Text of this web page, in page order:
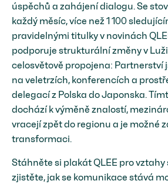
úspěchů a zahájení dialogu. Se
každý měsíc, více než 1 100
pravidelnými titulky v novinách
podporuje strukturální změny v
celosvětově propojena: Partnerství
na veletrzích, konferencích a
delegací z Polska do Japonska.
dochází k výměně znalostí,
vracejí zpět do regionu a je možné
transformaci.
Stáhněte si plakát QLEE pro vztahy
zjistěte, jak se komunikace stává